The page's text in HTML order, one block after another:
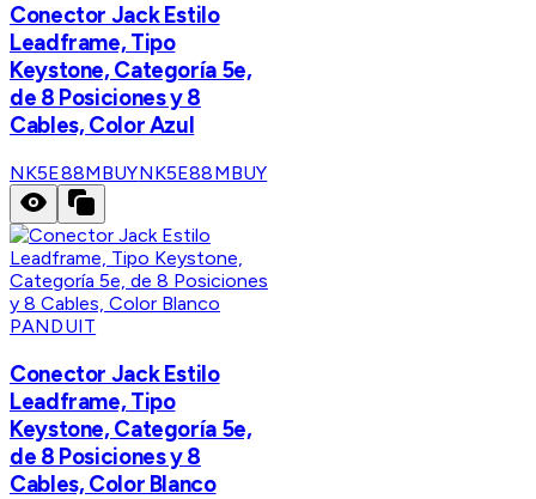
Conector Jack Estilo
Leadframe, Tipo
Keystone, Categoría 5e,
de 8 Posiciones y 8
Cables, Color Azul
NK5E88MBUYNK5E88MBUY
PANDUIT
Conector Jack Estilo
Leadframe, Tipo
Keystone, Categoría 5e,
de 8 Posiciones y 8
Cables, Color Blanco